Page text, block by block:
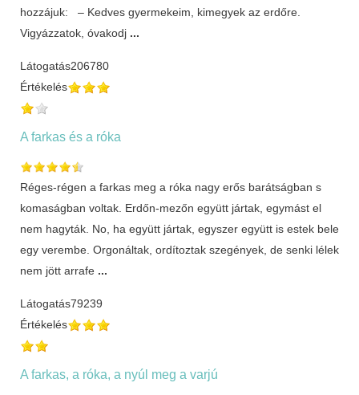
hozzájuk: – Kedves gyermekeim, kimegyek az erdőre.
Vigyázzatok, óvakodj ...
Látogatás206780
Értékelés
A farkas és a róka
Réges-régen a farkas meg a róka nagy erős barátságban s
komaságban voltak. Erdőn-mezőn együtt jártak, egymást el
nem hagyták. No, ha együtt jártak, egyszer együtt is estek bele
egy verembe. Orgonáltak, ordítoztak szegények, de senki lélek
nem jött arrafe ...
Látogatás79239
Értékelés
A farkas, a róka, a nyúl meg a varjú